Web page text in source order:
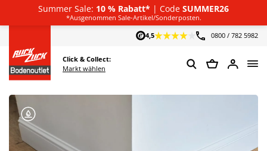
Summer Sale: 10 % Rabatt* | Code SUMMER26
*Ausgenommen Sale-Artikel/Sonderposten.
4,5
0800 / 782 5982
Click & Collect:
Markt wählen
Deutsch